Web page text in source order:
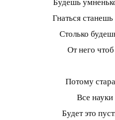
Будешь
Гнаться
Столько
От него чтоб
Потому
Все науки
Будет это